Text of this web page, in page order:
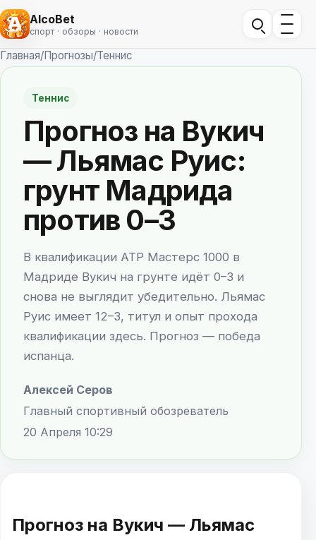
AlcoBet
спорт · обзоры · новости
Главная/Прогнозы/Теннис
Теннис
Прогноз на Вукич
— Льямас Руис:
грунт Мадрида
против 0–3
В квалификации ATP Мастерс 1000 в
Мадриде Вукич на грунте идёт 0–3 и
снова не выглядит убедительно. Льямас
Руис имеет 12–3, титул и опыт прохода
квалификации здесь. Прогноз — победа
испанца.
Алексей Серов
Главный спортивный обозреватель
20 Апреля 10:29
Прогноз на Вукич — Льямас